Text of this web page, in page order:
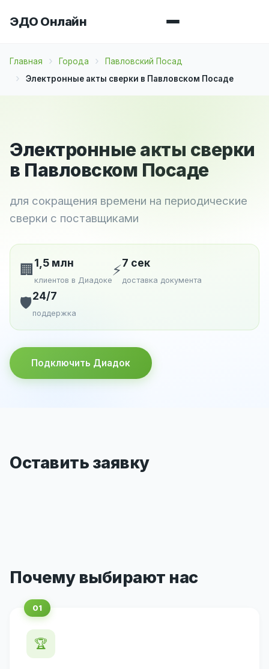
ЭДО Онлайн
Главная Города
Павловский Посад
Электронные акты сверки в Павловском Посаде
Электронные акты сверки
в Павловском Посаде
для сокращения времени на периодические
сверки с поставщиками
🏢 1,5 млн
клиентов в Диадоке
⚡7 сек
доставка документа
🛡️24/7
поддержка
Подключить Диадок
Оставить заявку
Почему выбирают нас
🏆